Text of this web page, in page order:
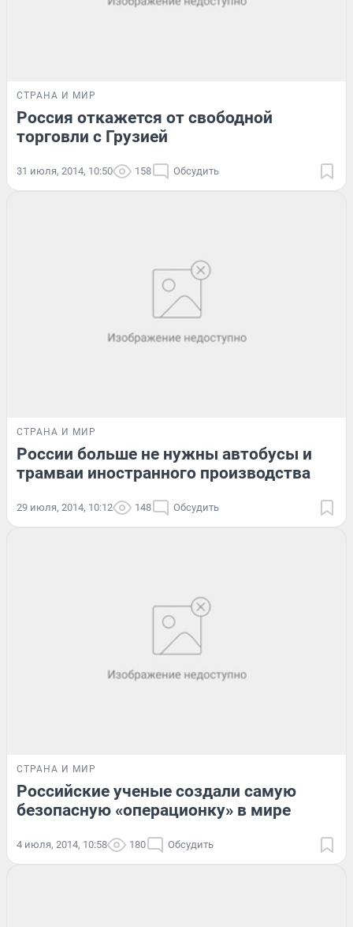
СТРАНА И МИР
Россия откажется от свободной
торговли с Грузией
31 июля, 2014, 10:50 158 Обсудить
СТРАНА И МИР
России больше не нужны автобусы и
трамваи иностранного производства
29 июля, 2014, 10:12 148 Обсудить
СТРАНА И МИР
Российские ученые создали самую
безопасную «операционку» в мире
4 июля, 2014, 10:58 180 Обсудить